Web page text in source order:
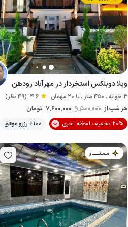
موقعیت در نقشه
ویلا دوبلکس استخردار در مهرآباد رودهن
3 خوابه . 450 متر . تا 20 مهمان 4.6 (49 نظر)
هر شب از 9٬500٬000 7٬600٬000 تومان
20% تخفیف لحظه آخری
100+ رزرو موفق
مـمـتــــــاز